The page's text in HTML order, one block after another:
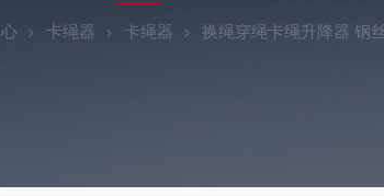
卡绳器 卡绳器 换绳穿绳卡绳升降器 钢